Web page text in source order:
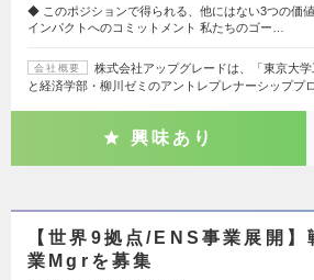
◆ このポジションで得られる、他にはない3つの価
インパクトへのコミットメント 私たちのゴー…
会社概要
株式会社アップグレードは、「東京大
と経済学部・柳川ゼミのアントレプレナーシッププ
興味あり
【世界9拠点/ENS事業展開】
業Mgrを募集